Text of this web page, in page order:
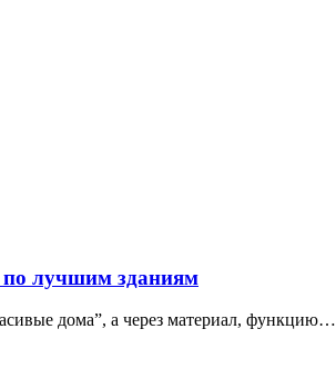
по лучшим зданиям
дома”, а через материал, функцию…